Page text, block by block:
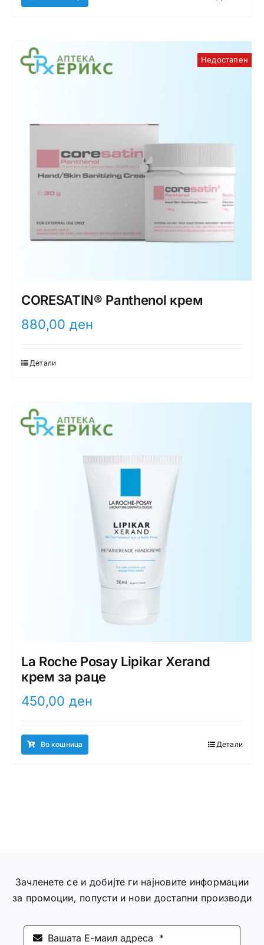
Недостапен
CORESATIN® Panthenol крем
880,00 ден
Детали
La Roche Posay Lipikar Xerand
крем за раце
450,00 ден
Во кошница Детали
Зачленете се и добијте ги најновите информации
за промоции, попусти и нови достапни производи